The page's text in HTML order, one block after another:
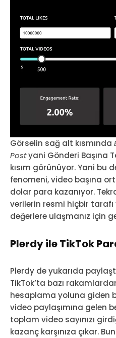
Görselin sağ alt kısmında
Postyani Gönderi Başına
kısım görünüyor. Yani bu
fenomeni, video başına
dolar para kazanıyor.
verilerin resmi hiçbir tarafı
değerlere ulaşmanız için
Plerdy ile TikTok
Plerdy de yukarıda
TikTok’ta bazı
hesaplama yoluna giden
video paylaşımına gelen
toplam video sayınızı
kazanç karşınıza çıkar.